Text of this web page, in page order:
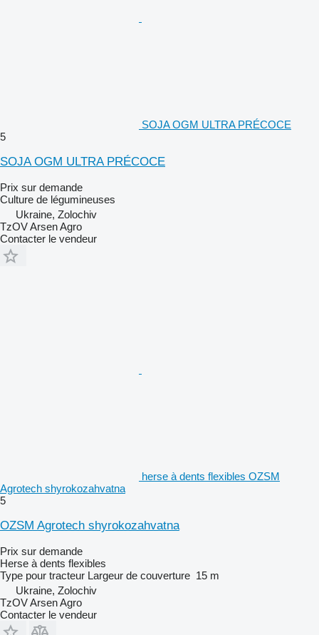
SOJA OGM ULTRA PRÉCOCE
5
SOJA OGM ULTRA PRÉCOCE
Prix sur demande
Culture de légumineuses
Ukraine, Zolochiv
TzOV Arsen Agro
Contacter le vendeur
herse à dents flexibles OZSM
Agrotech shyrokozahvatna
5
OZSM Agrotech shyrokozahvatna
Prix sur demande
Herse à dents flexibles
Type pour tracteur Largeur de couverture 15 m
Ukraine, Zolochiv
TzOV Arsen Agro
Contacter le vendeur